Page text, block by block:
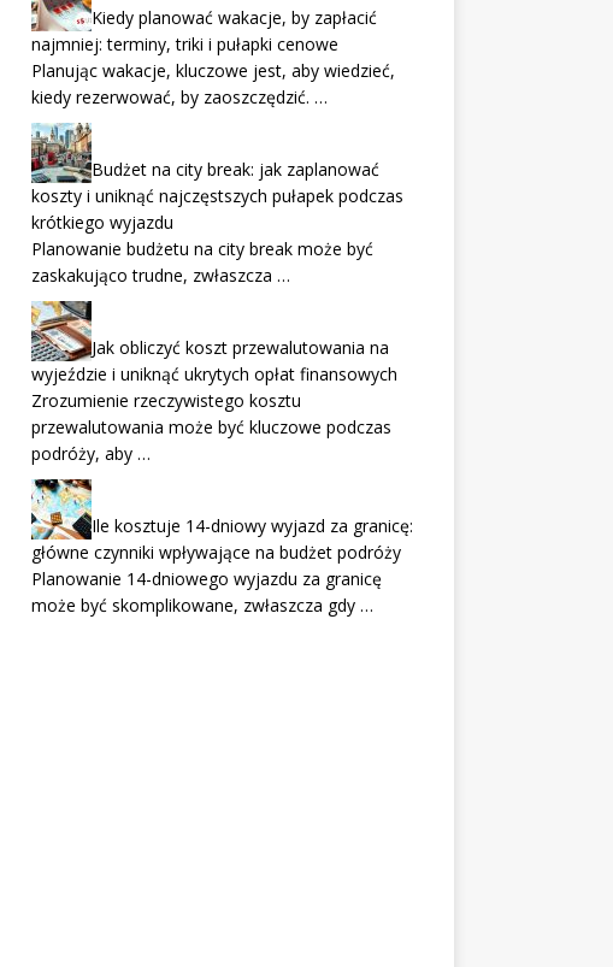
Kiedy planować wakacje, by zapłacić
najmniej: terminy, triki i pułapki cenowe
Planując wakacje, kluczowe jest, aby wiedzieć,
kiedy rezerwować, by zaoszczędzić. …
Budżet na city break: jak zaplanować
koszty i uniknąć najczęstszych pułapek podczas
krótkiego wyjazdu
Planowanie budżetu na city break może być
zaskakująco trudne, zwłaszcza …
Jak obliczyć koszt przewalutowania na
wyjeździe i uniknąć ukrytych opłat finansowych
Zrozumienie rzeczywistego kosztu
przewalutowania może być kluczowe podczas
podróży, aby …
Ile kosztuje 14-dniowy wyjazd za granicę:
główne czynniki wpływające na budżet podróży
Planowanie 14-dniowego wyjazdu za granicę
może być skomplikowane, zwłaszcza gdy …